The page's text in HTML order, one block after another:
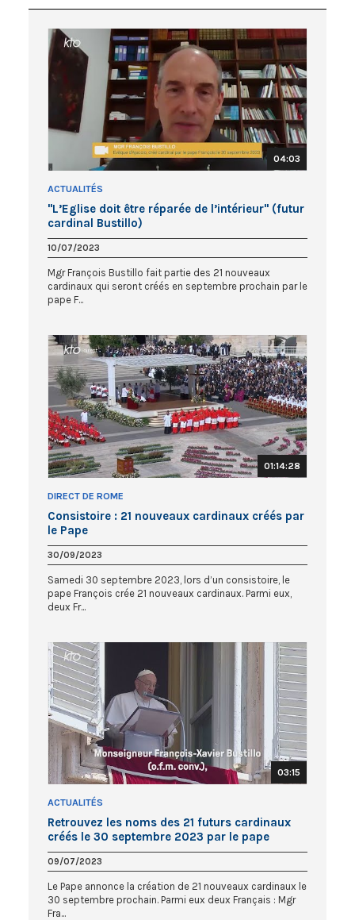
04:03
ACTUALITÉS
"L’Eglise doit être réparée de l’intérieur" (futur
cardinal Bustillo)
10/07/2023
Mgr François Bustillo fait partie des 21 nouveaux
cardinaux qui seront créés en septembre prochain par le
pape F...
01:14:28
DIRECT DE ROME
Consistoire : 21 nouveaux cardinaux créés par
le Pape
30/09/2023
Samedi 30 septembre 2023, lors d’un consistoire, le
pape François crée 21 nouveaux cardinaux. Parmi eux,
deux Fr...
03:15
ACTUALITÉS
Retrouvez les noms des 21 futurs cardinaux
créés le 30 septembre 2023 par le pape
François
09/07/2023
Le Pape annonce la création de 21 nouveaux cardinaux le
30 septembre prochain. Parmi eux deux Français : Mgr
Fra...